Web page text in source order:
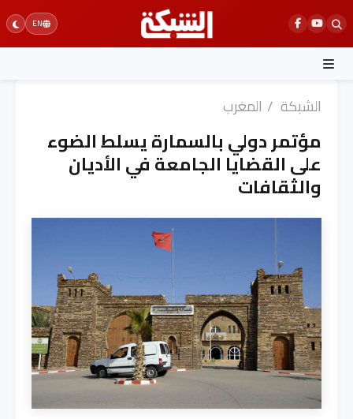
Skip
to
content
EN
الشبكة / المغرب
مؤتمر دولي بالسمارة يسلط الضوء
على القضايا الجامعة في الأديان
والثقافات